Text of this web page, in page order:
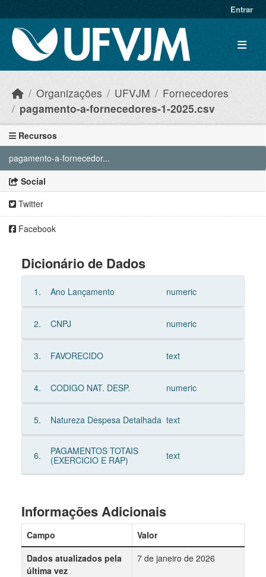
Entrar
Organizações UFVJM
Fornecedores
pagamento-a-fornecedores-1-2025.csv
Recursos
pagamento-a-fornecedor...
Social
Twitter
Facebook
Dicionário de Dados
1. Ano Lançamento numeric
2. CNPJ numeric
3. FAVORECIDO text
4. CODIGO NAT. DESP. numeric
5. Natureza Despesa Detalhada text
6.
PAGAMENTOS TOTAIS
(EXERCICIO E RAP)
text
Informações Adicionais
Campo
Valor
Dados atualizados pela
última vez
7 de janeiro de 2026